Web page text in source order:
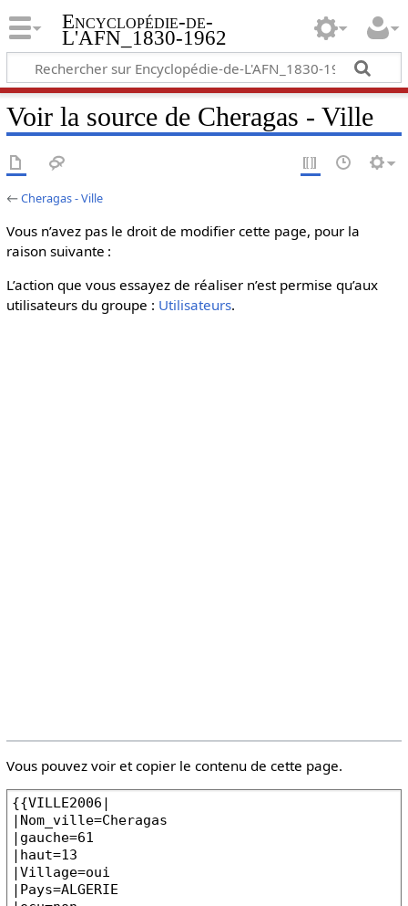
Encyclopédie-de-
L'AFN_1830-1962
Voir la source de Cheragas - Ville
←Cheragas - Ville
Vous n’avez pas le droit de modifier cette page, pour la
raison suivante :
L’action que vous essayez de réaliser n’est permise qu’aux
utilisateurs du groupe : Utilisateurs.
Vous pouvez voir et copier le contenu de cette page.